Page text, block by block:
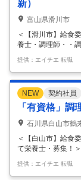
新）
富山県滑川市
＜【滑川市】給食
養士・調理師・・
保養所、誕生日プ
います。 全社をあ
・大手企業や公官
福祉施設等、東北
定の運営母体を持
た …
提供：エイチエ 転職
NEW 契約社員
「有資格」調
石川県白山市鶴
＜【白山市】給食
て栄養士・募集！
プレゼント、慶弔
提供：エイチエ 転職